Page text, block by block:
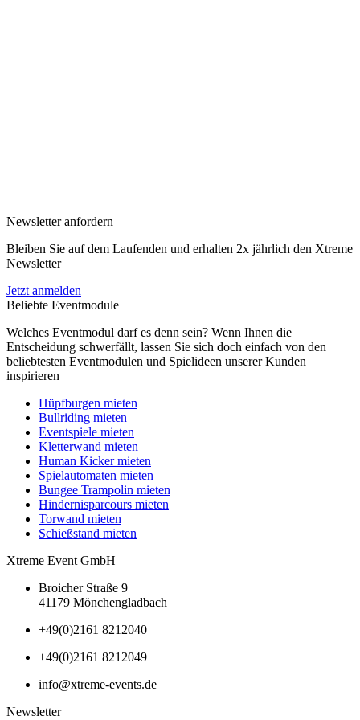
Newsletter anfordern
Bleiben Sie auf dem Laufenden und erhalten 2x jährlich den Xtreme
Newsletter
Jetzt anmelden
Beliebte Eventmodule
Welches Eventmodul darf es denn sein? Wenn Ihnen die
Entscheidung schwerfällt, lassen Sie sich doch einfach von den
beliebtesten Eventmodulen und Spielideen unserer Kunden
inspirieren
Hüpfburgen mieten
Bullriding mieten
Eventspiele mieten
Kletterwand mieten
Human Kicker mieten
Spielautomaten mieten
Bungee Trampolin mieten
Hindernisparcours mieten
Torwand mieten
Schießstand mieten
Xtreme Event GmbH
Broicher Straße 9
41179 Mönchengladbach
+49(0)2161 8212040
+49(0)2161 8212049
info@xtreme-events.de
Newsletter